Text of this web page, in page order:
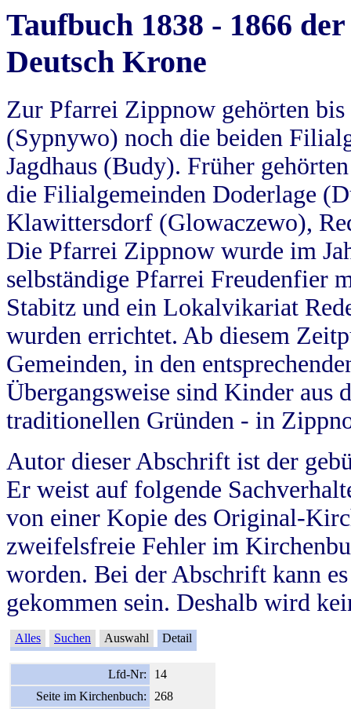
Taufbuch 1838 - 1866
Deutsch Krone
Zur Pfarrei Zippnow gehörten
(Sypnywo) noch die beiden
Jagdhaus (Budy). Früher
die Filialgemeinden Doderlage
Klawittersdorf (Glowaczewo),
Die Pfarrei Zippnow wurde im
selbständige Pfarrei Freudenfier
Stabitz und ein Lokalvikariat
wurden errichtet. Ab diesem
Gemeinden, in den
Übergangsweise sind Kinder aus
traditionellen Gründen - in
Autor dieser Abschrift ist der
Er weist auf folgende
von einer Kopie des Original-
zweifelsfreie Fehler im
worden. Bei der Abschrift kann
gekommen sein. Deshalb wird
Alles Suchen Auswahl Detail
Lfd-Nr:
14
Seite im Kirchenbuch:
268